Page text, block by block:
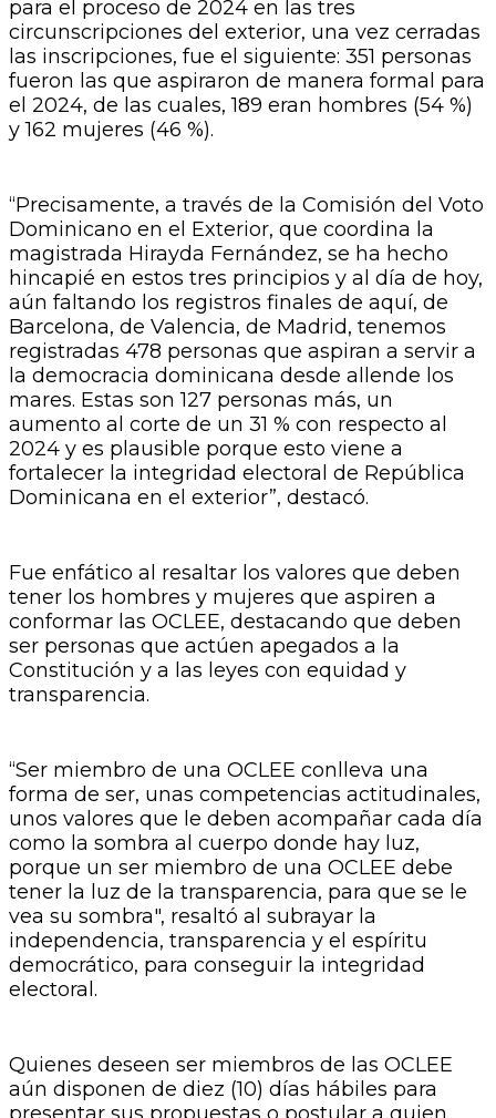
para el proceso de 2024 en las tres
circunscripciones del exterior, una vez cerradas
las inscripciones, fue el siguiente: 351 personas
fueron las que aspiraron de manera formal para
el 2024, de las cuales, 189 eran hombres (54 %)
y 162 mujeres (46 %).
“Precisamente, a través de la Comisión del Voto
Dominicano en el Exterior, que coordina la
magistrada Hirayda Fernández, se ha hecho
hincapié en estos tres principios y al día de hoy,
aún faltando los registros finales de aquí, de
Barcelona, de Valencia, de Madrid, tenemos
registradas 478 personas que aspiran a servir a
la democracia dominicana desde allende los
mares. Estas son 127 personas más, un
aumento al corte de un 31 % con respecto al
2024 y es plausible porque esto viene a
fortalecer la integridad electoral de República
Dominicana en el exterior”, destacó.
Fue enfático al resaltar los valores que deben
tener los hombres y mujeres que aspiren a
conformar las OCLEE, destacando que deben
ser personas que actúen apegados a la
Constitución y a las leyes con equidad y
transparencia.
“Ser miembro de una OCLEE conlleva una
forma de ser, unas competencias actitudinales,
unos valores que le deben acompañar cada día
como la sombra al cuerpo donde hay luz,
porque un ser miembro de una OCLEE debe
tener la luz de la transparencia, para que se le
vea su sombra", resaltó al subrayar la
independencia, transparencia y el espíritu
democrático, para conseguir la integridad
electoral.
Quienes deseen ser miembros de las OCLEE
aún disponen de diez (10) días hábiles para